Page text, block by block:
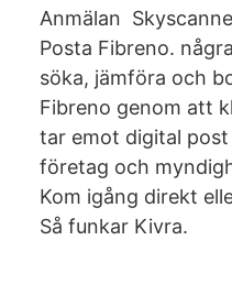
Anmälan
Posta Fibreno.
söka, jämföra och
Fibreno genom att
tar emot digital
företag och
Kom igång direkt
Så funkar Kivra.